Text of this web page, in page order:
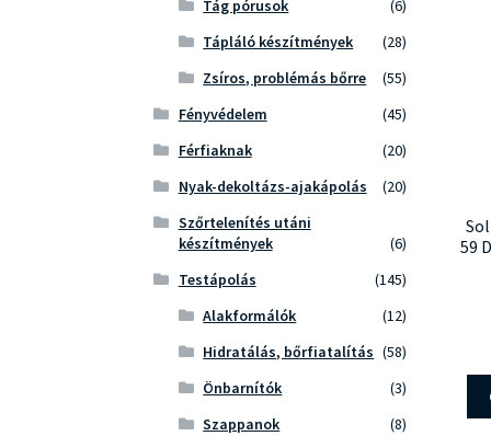
59
Tág pórusok
(6)
Tápláló készítmények
(28)
Zsíros, problémás bőrre
(55)
Fényvédelem
(45)
Férfiaknak
(20)
Nyak-dekoltázs-ajakápolás
(20)
Szőrtelenítés utáni
készítmények
(6)
Testápolás
(145)
Alakformálók
(12)
Hidratálás, bőrfiatalítás (58)
Önbarnítók
(3)
Szappanok
(8)